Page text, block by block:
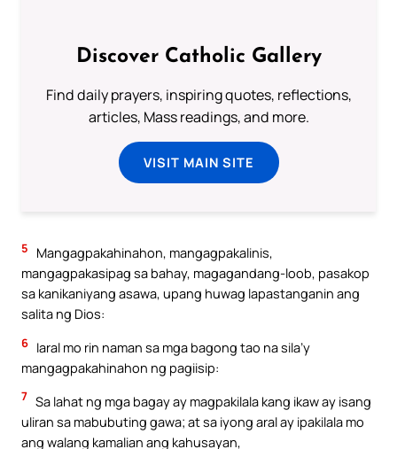
Discover Catholic Gallery
Find daily prayers, inspiring quotes, reflections,
articles, Mass readings, and more.
VISIT MAIN SITE
5
Mangagpakahinahon, mangagpakalinis,
mangagpakasipag sa bahay, magagandang-loob, pasakop
sa kanikaniyang asawa, upang huwag lapastanganin ang
salita ng Dios:
6 Iaral mo rin naman sa mga bagong tao na sila’y
mangagpakahinahon ng pagiisip:
7 Sa lahat ng mga bagay ay magpakilala kang ikaw ay isang
uliran sa mabubuting gawa; at sa iyong aral ay ipakilala mo
ang walang kamalian ang kahusayan,